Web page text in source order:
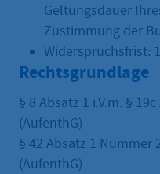
Geltungsdauer
Zustimmung der
Widerspruchsfrist:
Rechtsgrundlage
§ 8 Absatz 1 i.V.m. §
(AufenthG)
§ 42 Absatz 1 Nummer
(AufenthG)